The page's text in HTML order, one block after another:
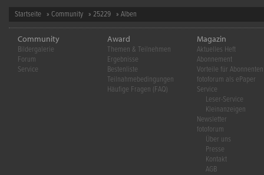
Startseite » Community » 25229 » Alben
Community
Bildergalerie
Forum
Service
Award
Themen & Teilnehmen
Ergebnisse
Bestenliste
Teilnahmebedingungen
Häufige Fragen (FAQ)
Magazin
Aktuelles Heft
Abonnement
Vorteile für Abonnenten
fotoforum als ePaper
Service
Leser-Service
Kleinanzeigen
Newsletter
fotoforum
Über uns
Presse
Kontakt
AGB